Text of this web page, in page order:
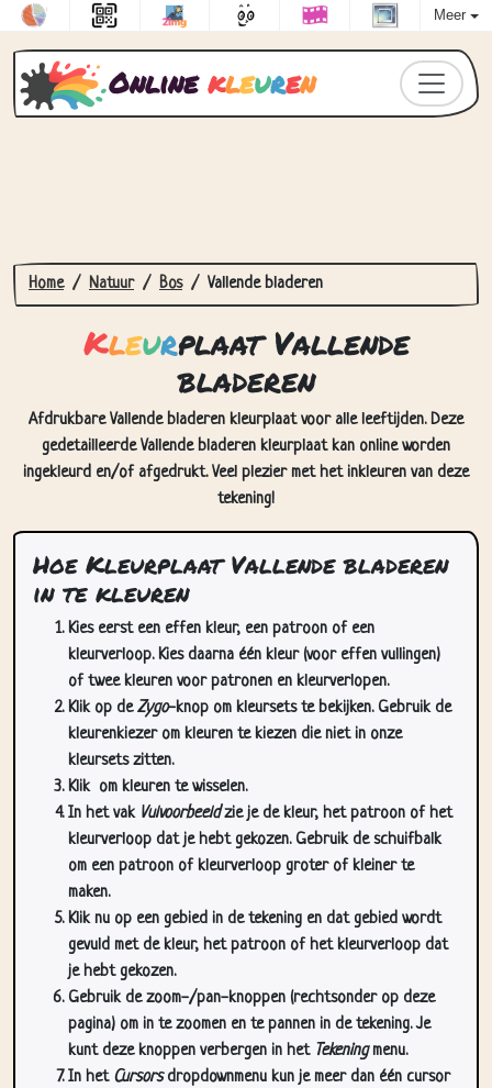
Meer
Online kleuren
Home Natuur Bos Vallende bladeren
Kleurplaat Vallende
bladeren
Afdrukbare Vallende bladeren kleurplaat voor alle leeftijden. Deze
gedetailleerde Vallende bladeren kleurplaat kan online worden
ingekleurd en/of afgedrukt. Veel plezier met het inkleuren van deze
tekening!
Hoe Kleurplaat Vallende bladeren
in te kleuren
Kies eerst een effen kleur, een patroon of een
kleurverloop. Kies daarna één kleur (voor effen vullingen)
of twee kleuren voor patronen en kleurverlopen.
Klik op deZygo-knop om kleursets te bekijken. Gebruik de
kleurenkiezer om kleuren te kiezen die niet in onze
kleursets zitten.
Klik om kleuren te wisselen.
In het vak Vulvoorbeeldzie je de kleur, het patroon of het
kleurverloop dat je hebt gekozen. Gebruik de schuifbalk
om een patroon of kleurverloop groter of kleiner te
maken.
Klik nu op een gebied in de tekening en dat gebied wordt
gevuld met de kleur, het patroon of het kleurverloop dat
je hebt gekozen.
Gebruik de zoom-/pan-knoppen (rechtsonder op deze
pagina) om in te zoomen en te pannen in de tekening. Je
kunt deze knoppen verbergen in het Tekeningmenu.
In het Cursorsdropdownmenu kun je meer dan één cursor